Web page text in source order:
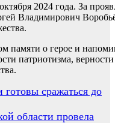
2024 года. За
Владимирович
памяти о герое и
патриотизма,
сражаться до
области провела